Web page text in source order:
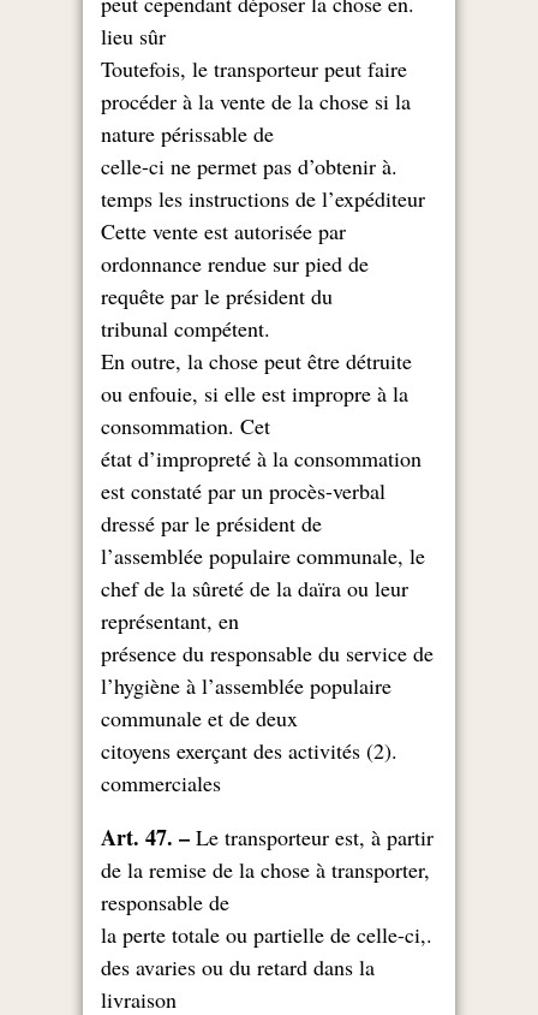
lieu sûr
Toutefois, le transporteur peut faire
procéder à la vente de la chose si la
nature périssable de
.celle-ci ne permet pas d’obtenir à
temps les instructions de l’expéditeur
Cette vente est autorisée par
ordonnance rendue sur pied de
requête par le président du
.tribunal compétent
En outre, la chose peut être détruite
ou enfouie, si elle est impropre à la
consommation. Cet
état d’impropreté à la consommation
est constaté par un procès-verbal
dressé par le président de
l’assemblée populaire communale, le
chef de la sûreté de la daïra ou leur
représentant, en
présence du responsable du service de
l’hygiène à l’assemblée populaire
communale et de deux
.(2) citoyens exerçant des activités
commerciales
Art. 47. – Le transporteur est, à partir
de la remise de la chose à transporter,
responsable de
.la perte totale ou partielle de celle-ci,
des avaries ou du retard dans la
livraison